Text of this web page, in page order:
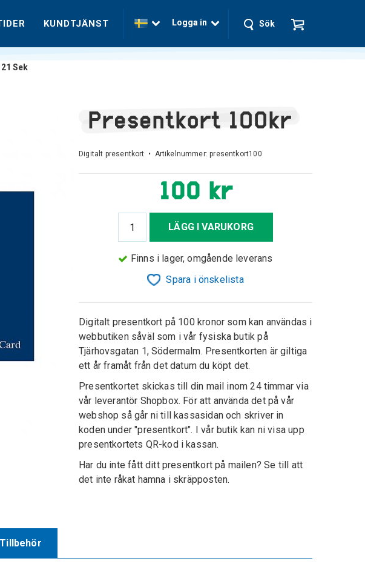
KUNDTJÄNST Logga in Sök
21 Sek
Presentkort 100kr
Digitalt presentkort • Artikelnummer:presentkort100
100 kr
LÄGG I VARUKORG
Finns i lager, omgående leverans
Spara i önskelista
Digitalt presentkort på 100 kronor som kan användas i
webbutiken såväl som i vår fysiska butik på
Tjärhovsgatan 1, Södermalm. Presentkorten är giltiga
ett år framåt från det datum du köpt det.
Presentkortet skickas till din mail inom 24 timmar via
vår leverantör Shopbox. För att använda det på vår
webshop så går ni till kassasidan och skriver in
koden under "presentkort". I vår butik kan ni visa upp
presentkortets QR-kod i kassan.
Har du inte fått ditt presentkort på mailen? Se till att
det inte råkat hamna i skräpposten.
Tillbehör